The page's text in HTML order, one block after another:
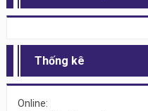
Thống kê
Online: